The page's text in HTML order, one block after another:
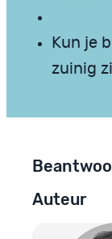
Kun je
zuinig
Auteur